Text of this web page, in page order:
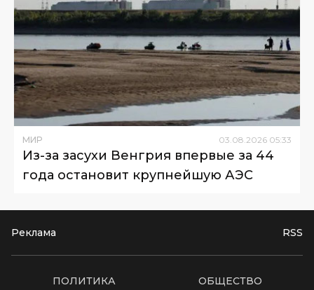
МИР 03 08 2026 05:33
Из-за засухи Венгрия впервые за 44
года остановит крупнейшую АЭС
Реклама RSS
ПОЛИТИКА
ОБЩЕСТВО